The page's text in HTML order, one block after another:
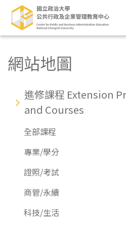
網站地圖
進修課程 Extension
and Courses
全部課程
專業/學分
證照/考試
商管/永續
科技/生活